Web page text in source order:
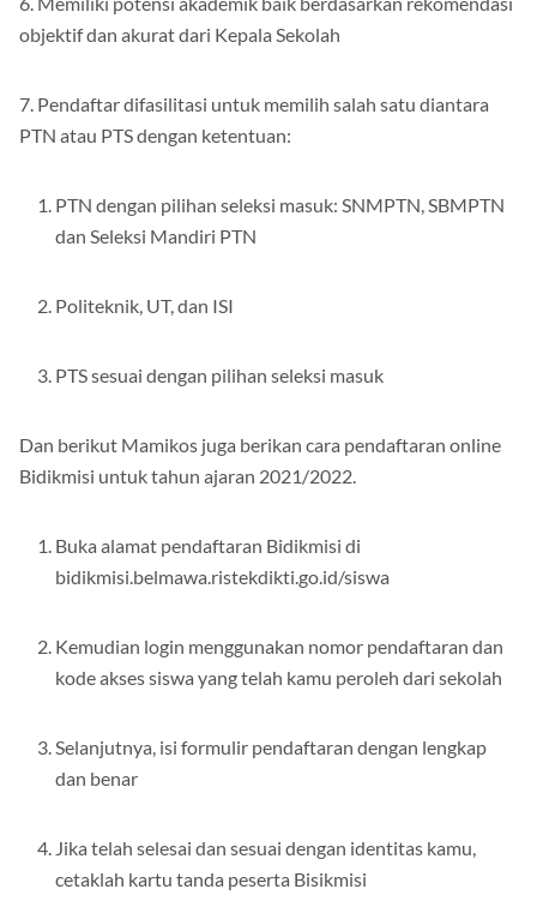
objektif dan akurat dari Kepala Sekolah
7. Pendaftar difasilitasi untuk memilih salah satu diantara
PTN atau PTS dengan ketentuan:
PTN dengan pilihan seleksi masuk: SNMPTN, SBMPTN
dan Seleksi Mandiri PTN
Politeknik, UT, dan ISI
PTS sesuai dengan pilihan seleksi masuk
Dan berikut Mamikos juga berikan cara pendaftaran online
Bidikmisi untuk tahun ajaran 2021/2022.
Buka alamat pendaftaran Bidikmisi di
bidikmisi.belmawa.ristekdikti.go.id/siswa
Kemudian login menggunakan nomor pendaftaran dan
kode akses siswa yang telah kamu peroleh dari sekolah
Selanjutnya, isi formulir pendaftaran dengan lengkap
dan benar
Jika telah selesai dan sesuai dengan identitas kamu,
cetaklah kartu tanda peserta Bisikmisi